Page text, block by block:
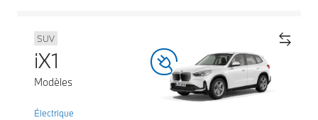
SUV
iX1
Modèles
Électrique